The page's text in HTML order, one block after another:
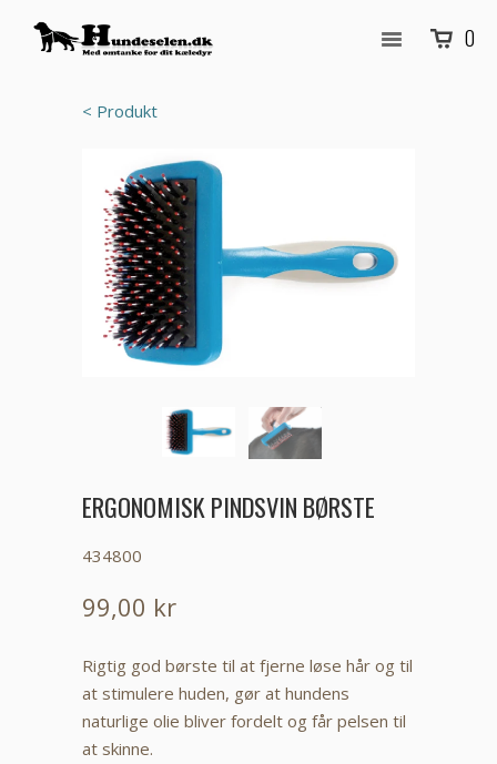
0
< Produkt
ERGONOMISK PINDSVIN BØRSTE
434800
99,00 kr
Rigtig god børste til at fjerne løse hår og til
at stimulere huden, gør at hundens
naturlige olie bliver fordelt og får pelsen til
at skinne.